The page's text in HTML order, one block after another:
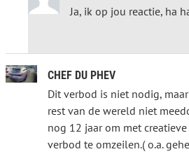
Ja, ik op jou reactie, ha
CHEF DU PHEV
Dit verbod is niet nodig,
rest van de wereld niet
nog 12 jaar om met
verbod te omzeilen.( o.a.